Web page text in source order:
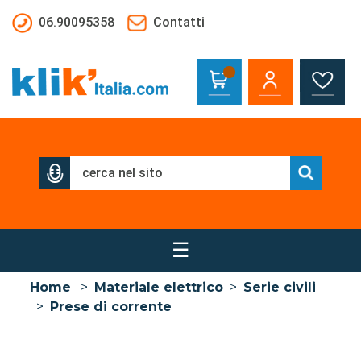
06.90095358
Contatti
☰
Home > Materiale elettrico > Serie civili
> Prese di corrente